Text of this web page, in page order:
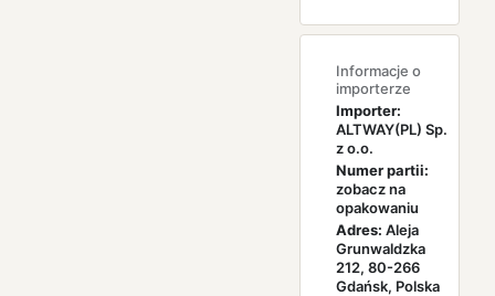
Informacje o
importerze
Importer:
ALTWAY(PL) Sp.
z o.o.
Numer partii:
zobacz na
opakowaniu
Adres: Aleja
Grunwaldzka
212, 80-266
Gdańsk, Polska